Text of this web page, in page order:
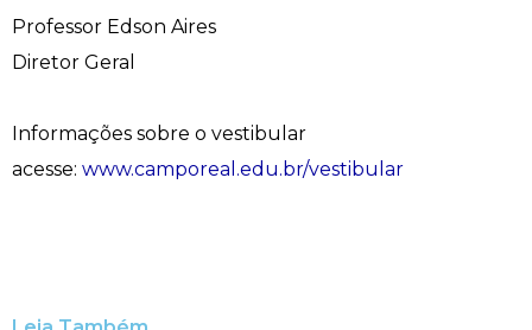
Professor Edson Aires
Diretor Geral
Informações sobre o vestibular
acesse: www.camporeal.edu.br/vestibular